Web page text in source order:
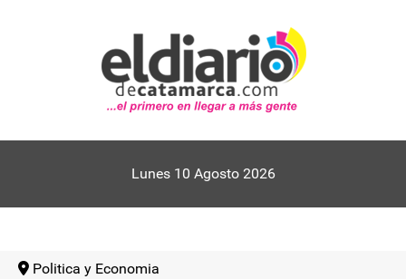
Lunes 10 Agosto 2026
Politica y Economia